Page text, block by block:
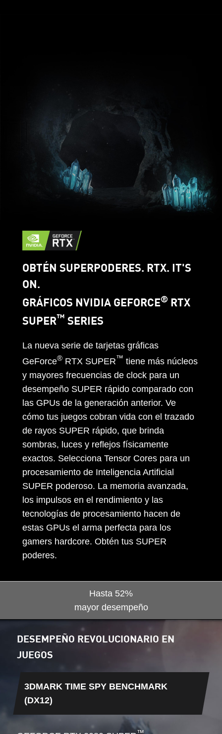
OBTÉN SUPERPODERES. RTX. IT'S
ON.
GRÁFICOS NVIDIA GEFORCE® RTX
SUPER™ SERIES
La nueva serie de tarjetas gráficas
GeForce®RTX SUPER™ tiene más núcleos
y mayores frecuencias de clock para un
desempeño SUPER rápido comparado con
las GPUs de la generación anterior. Ve
cómo tus juegos cobran vida con el trazado
de rayos SUPER rápido, que brinda
sombras, luces y reflejos físicamente
exactos. Selecciona Tensor Cores para un
procesamiento de Inteligencia Artificial
SUPER poderoso. La memoria avanzada,
los impulsos en el rendimiento y las
tecnologías de procesamiento hacen de
estas GPUs el arma perfecta para los
gamers hardcore. Obtén tus SUPER
poderes.
Hasta 52%
mayor desempeño
DESEMPEÑO REVOLUCIONARIO EN
JUEGOS
3DMARK TIME SPY BENCHMARK
(DX12)